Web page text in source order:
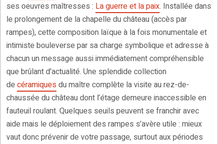
ses oeuvres maîtresses : La guerre et la paix. Installée dans
le prolongement de la chapelle du château (accès par
rampes), cette composition laïque à la fois monumentale et
intimiste bouleverse par sa charge symbolique et adresse à
chacun un message aussi immédiatement compréhensible
que brûlant d’actualité. Une splendide collection
de céramiquesdu maître complète la visite au rez-de-
chaussée du château dont l’étage demeure inaccessible en
fauteuil roulant. Quelques seuils peuvent se franchir avec
aide mais le déploiement des rampes s’avère utile : mieux
vaut donc prévenir de votre passage, surtout aux périodes